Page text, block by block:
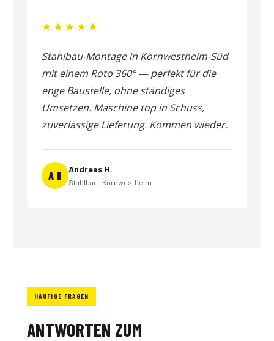
★★★★★
Stahlbau-Montage in Kornwestheim-Süd
mit einem Roto 360° — perfekt für die
enge Baustelle, ohne ständiges
Umsetzen. Maschine top in Schuss,
zuverlässige Lieferung. Kommen wieder.
A H Andreas H.
Stahlbau · Kornwestheim
HÄUFIGE FRAGEN
ANTWORTEN ZUM